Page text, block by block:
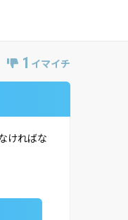
1 イマイチ
ければな